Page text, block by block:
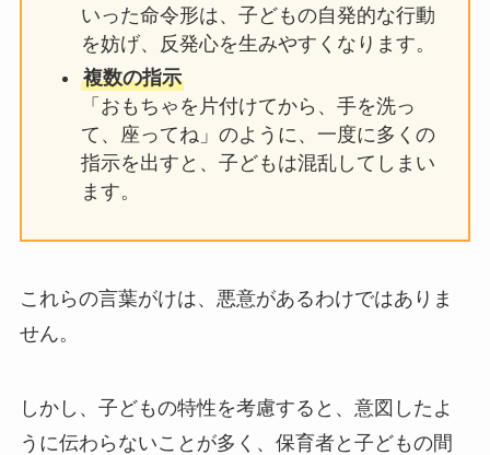
いった命令形は、子どもの自発的な行動
を妨げ、反発心を生みやすくなります。
複数の指示
「おもちゃを片付けてから、手を洗っ
て、座ってね」のように、一度に多くの
指示を出すと、子どもは混乱してしまい
ます。
これらの言葉がけは、悪意があるわけではありま
せん。
しかし、子どもの特性を考慮すると、意図したよ
うに伝わらないことが多く、保育者と子どもの間